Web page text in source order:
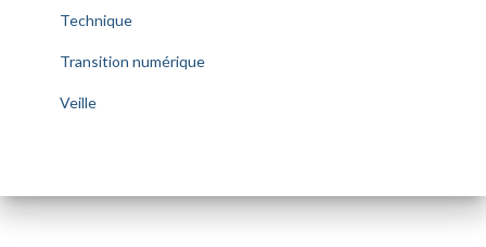
Technique
Transition numérique
Veille